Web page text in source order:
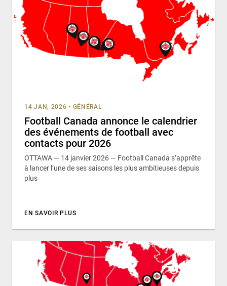
14 JAN, 2026 • GÉNÉRAL
Football Canada annonce le calendrier
des événements de football avec
contacts pour 2026
OTTAWA — 14 janvier 2026 — Football Canada s’apprête
à lancer l’une de ses saisons les plus ambitieuses depuis
plus
EN SAVOIR PLUS